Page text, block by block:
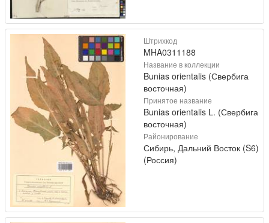
Штрихкод
MHA0311188
Название в коллекции
Bunias orientalis (Свербига
восточная)
Принятое название
Bunias orientalis L. (Свербига
восточная)
Районирование
Сибирь, Дальний Восток (S6)
(Россия)